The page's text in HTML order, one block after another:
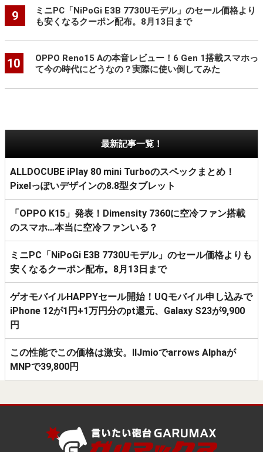
9
ミニPC「NiPoGi E3B 7730Uモデル」のセール価格より
も安くなるクーポン配布。8月13日まで
10
OPPO Reno15 Aの本音レビュー！6 Gen 1搭載スマホっ
て今の時代にどうなの？実際に使い倒してみた
最新記事一覧！
ALLDOCUBE iPlay 80 mini Turboのスペックまとめ！
Pixelっぽいデザインの8.8型タブレット
「OPPO K15」発表！Dimensity 7360に空冷ファン搭載
のスマホ…本当に空冷ファンいる？
ミニPC「NiPoGi E3B 7730Uモデル」のセール価格よりも
安くなるクーポン配布。8月13日まで
ゲオモバイルHAPPYセール開始！UQモバイル申し込みで
iPhone 12が1円+1万円分のpt還元、Galaxy S23が9,900
円
この性能でこの価格は激安。IIJmioでarrows Alphaが
MNPで39,800円